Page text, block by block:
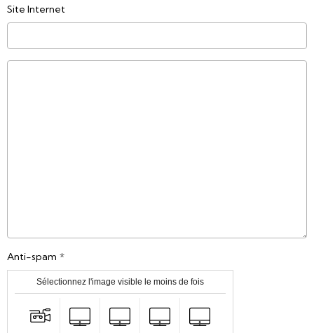
Site Internet
Anti-spam
Sélectionnez l'image visible le moins de fois